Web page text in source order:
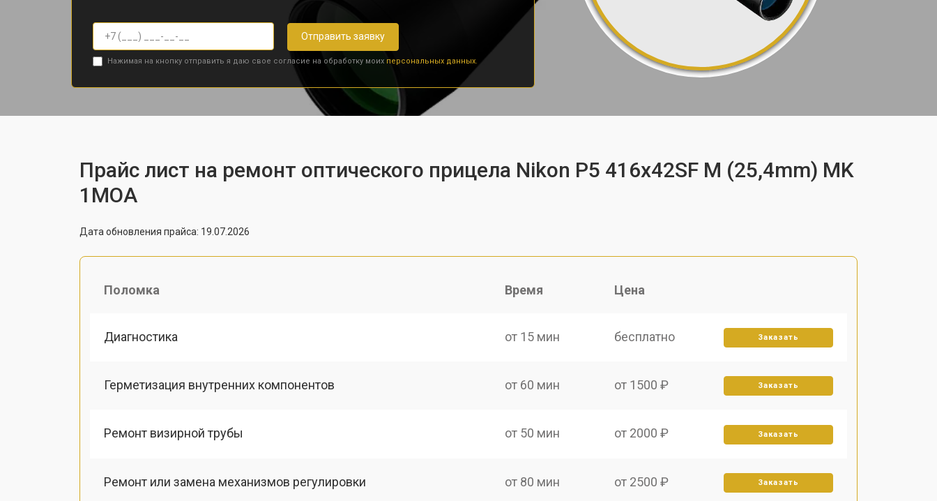
Отправить заявку
Нажимая на кнопку отправить я даю свое согласие на обработку моих персональных данных.
Прайс лист на ремонт оптического прицела Nikon P5 416x42SF M (25,4mm) MK
1MOA
Дата обновления прайса: 19.07.2026
Поломка Время Цена
Диагностика от 15 мин бесплатно Заказать
Герметизация внутренних компонентов от 60 мин от 1500 ₽ Заказать
Ремонт визирной трубы от 50 мин от 2000 ₽ Заказать
Ремонт или замена механизмов регулировки от 80 мин от 2500 ₽ Заказать